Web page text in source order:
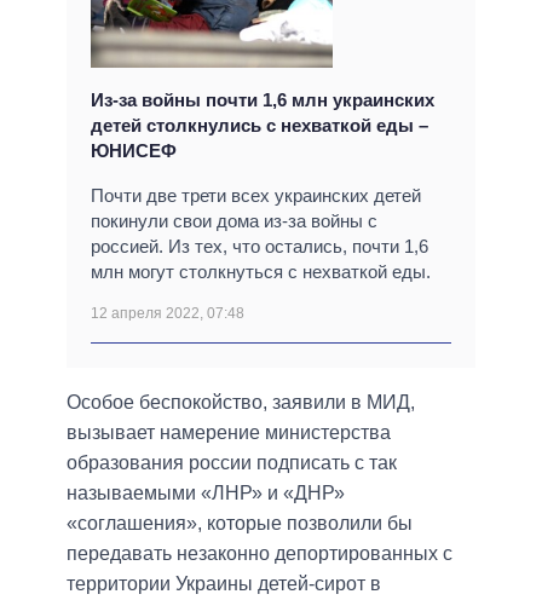
Из-за войны почти 1,6 млн украинских
детей столкнулись с нехваткой еды –
ЮНИСЕФ
Почти две трети всех украинских детей
покинули свои дома из-за войны с
россией. Из тех, что остались, почти 1,6
млн могут столкнуться с нехваткой еды.
12 апреля 2022, 07:48
Особое беспокойство, заявили в МИД,
вызывает намерение министерства
образования россии подписать с так
называемыми «ЛНР» и «ДНР»
«соглашения», которые позволили бы
передавать незаконно депортированных с
территории Украины детей-сирот в